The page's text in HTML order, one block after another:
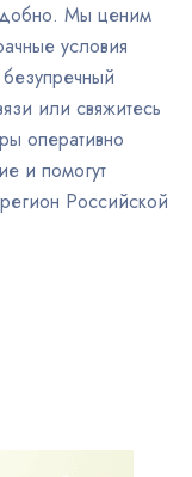
Мы ценим
условия
или свяжитесь
оперативно
и помогут
Российской